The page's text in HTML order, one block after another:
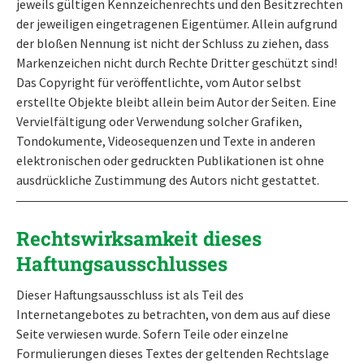
jeweils gültigen Kennzeichenrechts und den Besitzrechten
der jeweiligen eingetragenen Eigentümer. Allein aufgrund
der bloßen Nennung ist nicht der Schluss zu ziehen, dass
Markenzeichen nicht durch Rechte Dritter geschützt sind!
Das Copyright für veröffentlichte, vom Autor selbst
erstellte Objekte bleibt allein beim Autor der Seiten. Eine
Vervielfältigung oder Verwendung solcher Grafiken,
Tondokumente, Videosequenzen und Texte in anderen
elektronischen oder gedruckten Publikationen ist ohne
ausdrückliche Zustimmung des Autors nicht gestattet.
Rechtswirksamkeit dieses
Haftungsausschlusses
Dieser Haftungsausschluss ist als Teil des
Internetangebotes zu betrachten, von dem aus auf diese
Seite verwiesen wurde. Sofern Teile oder einzelne
Formulierungen dieses Textes der geltenden Rechtslage